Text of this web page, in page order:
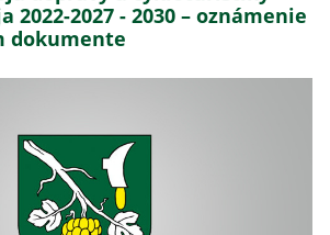
2022-2027 - 2030 – oznámenie
dokumente